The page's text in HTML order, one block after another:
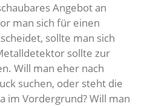
Angebot an
man sich für einen
sollte man sich
sollte zur
Will man eher nach
suchen, oder steht die
im Vordergrund? Will man